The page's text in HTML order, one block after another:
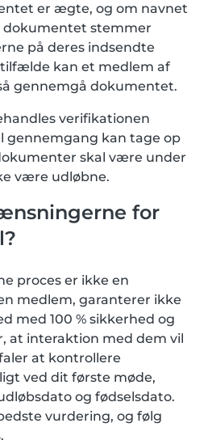
er ægte, og om navnet
dokumentet stemmer
på deres indsendte
kan et medlem af
gennemgå dokumentet.
verifikationen
gennemgang kan tage op
skal være under
være udløbne.
for
proces er ikke en
medlem, garanterer ikke
med 100 % sikkerhed og
at interaktion med dem vil
at kontrollere
ved dit første møde,
og fødselsdato.
vurdering, og følg